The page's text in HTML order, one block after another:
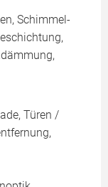
Schimmel-
Türen /